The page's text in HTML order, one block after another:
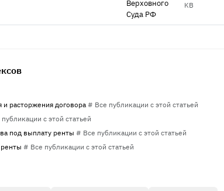
Верховно​го
Суда РФ
KB
расторжения договора # Все публикации с этой статьей
с этой статьей
под выплату ренты # Все публикации с этой статьей
# Все публикации с этой статьей